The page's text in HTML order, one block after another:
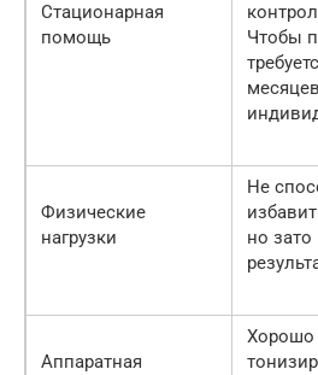
Стационарная
помощь
Чтобы
Физические
нагрузки
Не
но
Аппаратная
Хорошо